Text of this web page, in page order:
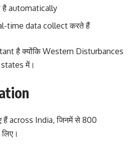
है automatically
time data collect करते हैं
है क्योंकि Western Disturbances
में।
across India, जिनमें से 800